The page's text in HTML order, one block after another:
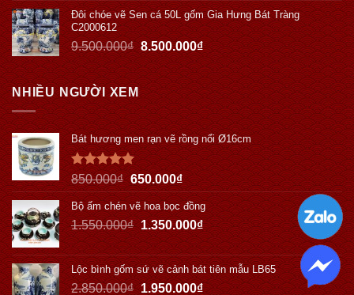
Đôi chóe vẽ Sen cá 50L gốm Gia Hưng Bát Tràng
C2000612
9.500.000₫ 8.500.000₫
NHIỀU NGƯỜI XEM
Bát hương men rạn vẽ rồng nổi Ø16cm
Được xếp
hạng5.00
5 sao
850.000₫ 650.000₫
Bộ ấm chén vẽ hoa bọc đồng
1.550.000₫ 1.350.000₫
Lộc bình gốm sứ vẽ cảnh bát tiên mẫu LB65
2.850.000₫ 1.950.000₫